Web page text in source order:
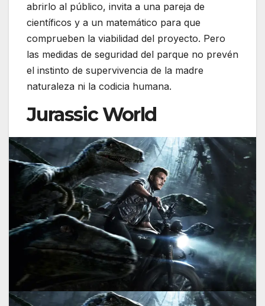
abrirlo al público, invita a una pareja de
científicos y a un matemático para que
comprueben la viabilidad del proyecto. Pero
las medidas de seguridad del parque no prevén
el instinto de supervivencia de la madre
naturaleza ni la codicia humana.
Jurassic World